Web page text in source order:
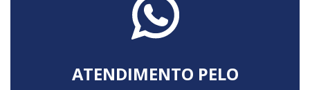
ATENDIMENTO PELO